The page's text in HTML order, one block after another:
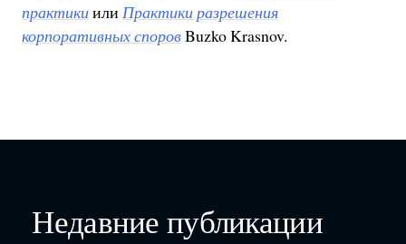
практикиили Практики разрешения
корпоративных споровBuzko Krasnov.
Недавние публикации